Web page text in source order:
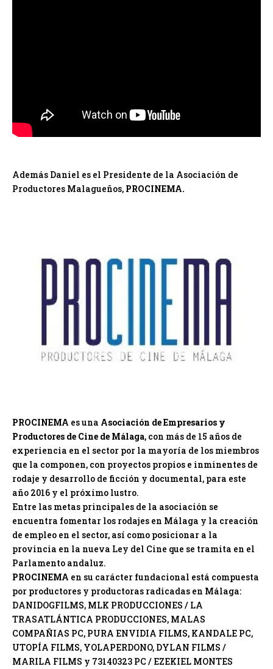
Además Daniel es el Presidente de la Asociación de
Productores Malagueños, PROCINEMA.
PROCINEMA es una Asociación de Empresarios y
Productores de Cine de Málaga, con más de 15 años de
experiencia en el sector por la mayoría de los miembros
que la componen, con proyectos propios e inminentes de
rodaje y desarrollo de ficción y documental, para este
año 2016 y el próximo lustro.
Entre las metas principales de la asociación se
encuentra fomentar los rodajes en Málaga y la creación
de empleo en el sector, así como posicionar a la
provincia en la nueva Ley del Cine que se tramita en el
Parlamento andaluz.
PROCINEMA en su carácter fundacional está compuesta
por productores y productoras radicadas en Málaga:
DANIDOGFILMS, MLK PRODUCCIONES / LA
TRASATLÁNTICA PRODUCCIONES, MALAS
COMPAÑIAS PC, PURA ENVIDIA FILMS, KANDALE PC,
UTOPÍA FILMS, YOLAPERDONO, DYLAN FILMS /
MARILA FILMS y 73140323 PC / EZEKIEL MONTES